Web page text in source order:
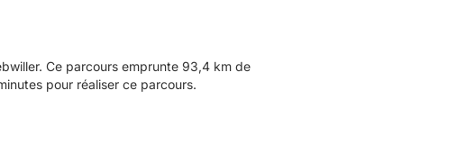
Ce parcours emprunte 93,4 km de
pour réaliser ce parcours.